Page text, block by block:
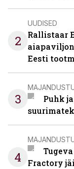
2
UUDISED
Rallistaar
Eesti
3
Puhk
4
Fractory